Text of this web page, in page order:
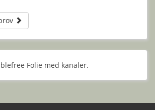
Folie med kanaler.